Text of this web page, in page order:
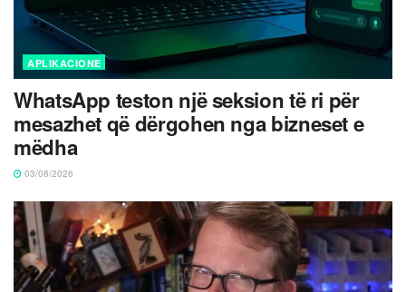
APLIKACIONE
WhatsApp teston një seksion të ri për
mesazhet që dërgohen nga bizneset e
mëdha
03/08/2026